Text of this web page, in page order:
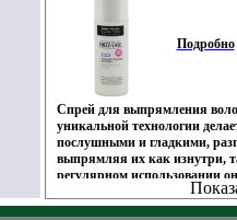
снижает кровоточивость
использовать после
Характеристики: Длина
Россия Товар
Подробно
Спрей для выпрямления
уникальной технологии
послушными и гладкими,
выпрямляя их как изнутри,
регулярном использовании он
восстанавливаебщюмят и
поврежденные в результате